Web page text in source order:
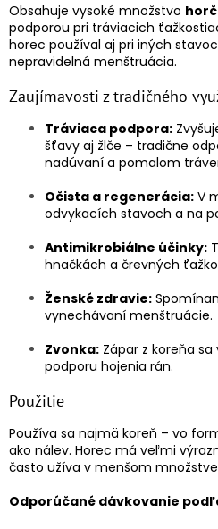
Obsahuje vysoké množstvo
podporou pri tráviacich
horec používal aj pri iných
nepravidelná menštruácia.
Zaujímavosti z tradičného
Tráviaca podpora:
šťavy aj žlče – tradične
nadúvaní a pomalom
Očista a regenerácia: V
odvykacích stavoch a na
Antimikrobiálne účinky:
hnačkách a črevných
Ženské zdravie:
vynechávaní menštruácie.
Zvonka: Zápar z koreňa
podporu hojenia rán.
Použitie
Používa sa najmä koreň – vo
ako nálev. Horec má veľmi
často užíva v menšom
Odporúčané dávkovanie